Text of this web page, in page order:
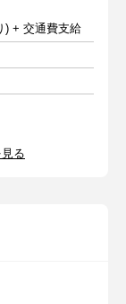
) + 交通費支給
る